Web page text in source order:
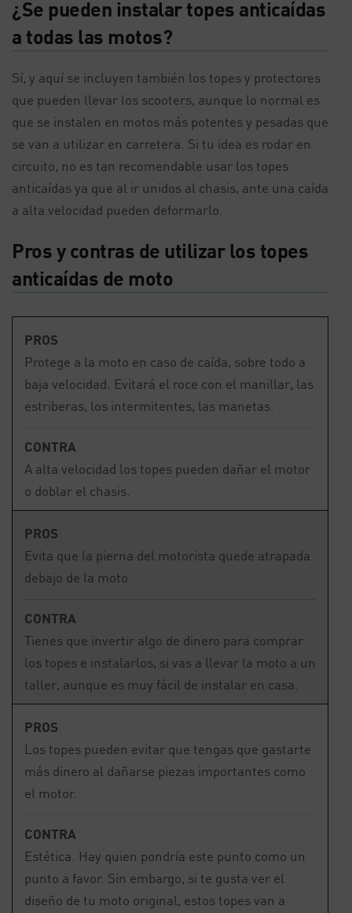
¿Se pueden instalar topes anticaídas
a todas las motos?
Sí, y aquí se incluyen también los topes y protectores
que pueden llevar los scooters, aunque lo normal es
que se instalen en motos más potentes y pesadas que
se van a utilizar en carretera. Si tu idea es rodar en
circuito, no es tan recomendable usar los topes
anticaídas ya que al ir unidos al chasis, ante una caída
a alta velocidad pueden deformarlo.
Pros y contras de utilizar los topes
anticaídas de moto
PROS
Protege a la moto en caso de caída, sobre todo a
baja velocidad. Evitará el roce con el manillar, las
estriberas, los intermitentes, las manetas.
CONTRA
A alta velocidad los topes pueden dañar el motor
o doblar el chasis.
PROS
Evita que la pierna del motorista quede atrapada
debajo de la moto
CONTRA
Tienes que invertir algo de dinero para comprar
los topes e instalarlos, si vas a llevar la moto a un
taller, aunque es muy fácil de instalar en casa.
PROS
Los topes pueden evitar que tengas que gastarte
más dinero al dañarse piezas importantes como
el motor.
CONTRA
Estética. Hay quien pondría este punto como un
punto a favor. Sin embargo, si te gusta ver el
diseño de tu moto original, estos topes van a